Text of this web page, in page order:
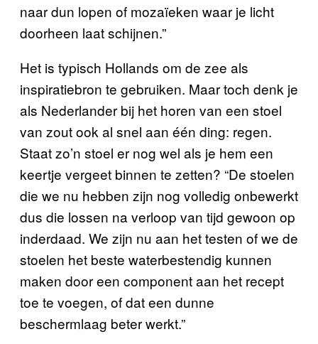
naar dun lopen of mozaïeken waar je licht
doorheen laat schijnen.”
Het is typisch Hollands om de zee als
inspiratiebron te gebruiken. Maar toch denk je
als Nederlander bij het horen van een stoel
van zout ook al snel aan één ding: regen.
Staat zo’n stoel er nog wel als je hem een
keertje vergeet binnen te zetten? “De stoelen
die we nu hebben zijn nog volledig onbewerkt
dus die lossen na verloop van tijd gewoon op
inderdaad. We zijn nu aan het testen of we de
stoelen het beste waterbestendig kunnen
maken door een component aan het recept
toe te voegen, of dat een dunne
beschermlaag beter werkt.”